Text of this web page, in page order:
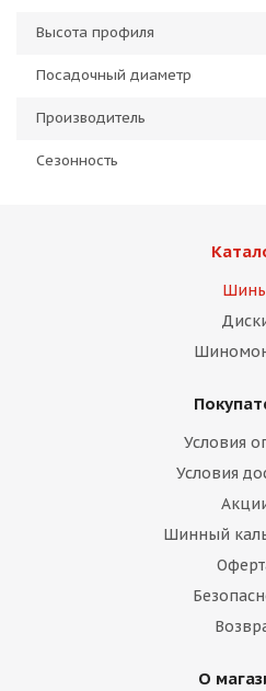
Высота профиля
Посадочный диаметр
Производитель
Сезонность
Условия
Условия
Шинный
О